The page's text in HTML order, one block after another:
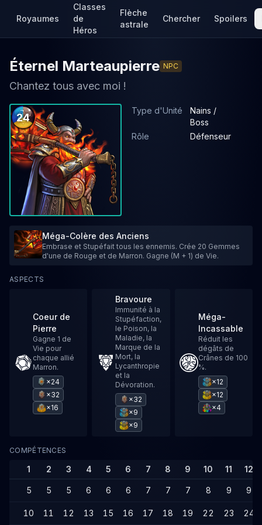
Royaumes
Classes
de
Héros
Flèche
astrale
Chercher Spoilers
Éternel Marteaupierre NPC
Chantez tous avec moi !
24
Type d'Unité
Nains /
Boss
Rôle
Défenseur
Méga-Colère des Anciens
Embrase et Stupéfait tous les ennemis. Crée 20 Gemmes
d'une de Rouge et de Marron. Gagne (M + 1) de Vie.
ASPECTS
Coeur de
Pierre
Gagne 1 de
Vie pour
chaque allié
Marron.
×24
×32
×16
Bravoure
Immunité à la
Stupéfaction,
le Poison, la
Maladie, la
Marque de la
Mort, la
Lycanthropie
et la
Dévoration.
×32
×9
×9
Méga-
Incassable
Réduit les
dégâts de
Crânes de 100
%.
×12
×12
×4
COMPÉTENCES
1 2 3 4 5 6 7 8 9 10 11 12
5 5 5 6 6 6 7 7 7 8 9 9
10 11 12 13 15 16 17 18 19 22 23 24